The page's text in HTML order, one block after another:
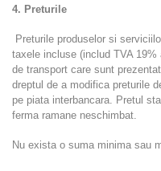
4. Preturile
Preturile produselor si
taxele incluse (includ TVA
de transport care sunt
dreptul de a modifica preturile
pe piata interbancara. Pretul
ferma ramane neschimbat.
Nu exista o suma minima sau